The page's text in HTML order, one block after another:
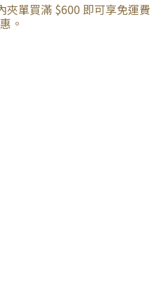
單買滿 $600 即可享免運費
。